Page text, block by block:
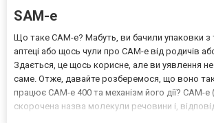
SAM-e
Що таке САМ-е? Мабуть, ви бачили упаковки
аптеці або щось чули про САМ-е від родичів
Здається, це щось корисне, але ви уявлення
саме. Отже, давайте розберемося, що воно
працює САМ-е 400 та механізм його дії? САМ-е
скорочена назва молекули речовини і,